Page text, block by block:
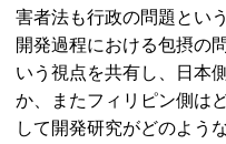
害者法も行政の問題とい
開発過程における包摂の
いう視点を共有し、日本
か、またフィリピン側は
して開発研究がどのよう